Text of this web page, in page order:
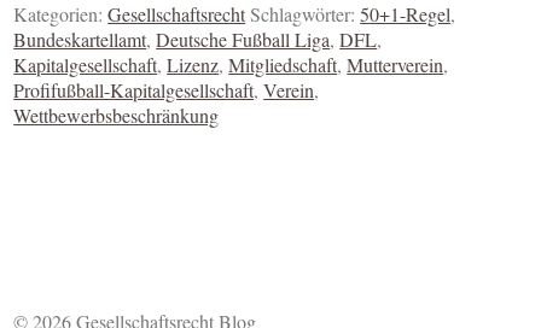
Kategorien:GesellschaftsrechtSchlagwörter:50+1-Regel,
Bundeskartellamt,Deutsche Fußball Liga,DFL,
Kapitalgesellschaft,Lizenz,Mitgliedschaft,Mutterverein,
Profifußball-Kapitalgesellschaft,Verein,
Wettbewerbsbeschränkung
© 2026 Gesellschaftsrecht Blog